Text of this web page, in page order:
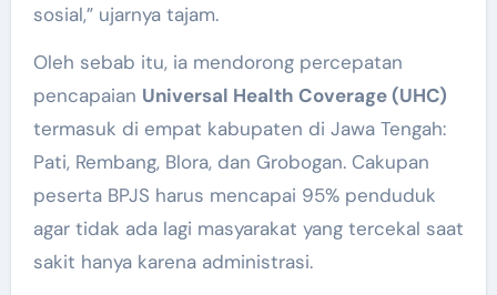
sosial,” ujarnya tajam.
Oleh sebab itu, ia mendorong percepatan
pencapaian Universal Health Coverage (UHC)
termasuk di empat kabupaten di Jawa Tengah:
Pati, Rembang, Blora, dan Grobogan. Cakupan
peserta BPJS harus mencapai 95% penduduk
agar tidak ada lagi masyarakat yang tercekal saat
sakit hanya karena administrasi.